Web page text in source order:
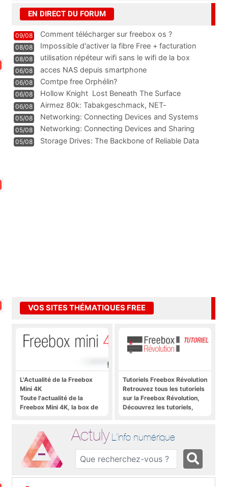
EN DIRECT DU FORUM
09/08 Comment télécharger sur freebox os ?
08/08
Impossible d'activer la fibre Free + facturation
résiliation
08/08 utilisation répéteur wifi sans le wifi de la box
06/08 acces NAS depuis smartphone
06/08 Comtpe free Orphélin?
06/08 Hollow Knight  Lost Beneath The Surface
06/08
Airmez 80k: Tabakgeschmack, NET-
Technologie und Leistung im
05/08 Networking: Connecting Devices and Systems
05/08
Networking: Connecting Devices and Sharing
Information
05/08
Storage Drives: The Backbone of Reliable Data
VOS SITES THÉMATIQUES FREE
L'Actualité de la Freebox
Mini 4K
Toute l'actualité de la
Freebox Mini 4K, la box de
Tutoriels Freebox Révolution
Retrouvez tous les tutoriels
sur la Freebox Révolution,
Découvrez les tutoriels,
Freebox Server, Freebox
Actuly L'info numérique